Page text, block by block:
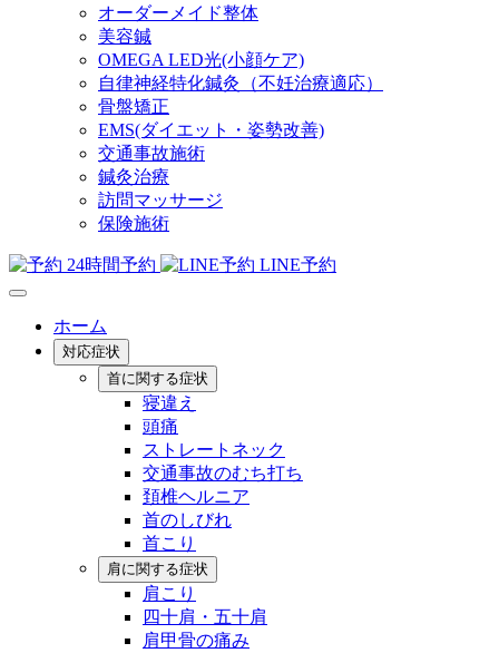
オーダーメイド整体
美容鍼
OMEGA LED光(小顔ケア)
自律神経特化鍼灸（不妊治療適応）
骨盤矯正
EMS(ダイエット・姿勢改善)
交通事故施術
鍼灸治療
訪問マッサージ
保険施術
24時間予約 LINE予約
ホーム
対応症状
首に関する症状
寝違え
頭痛
ストレートネック
交通事故のむち打ち
頚椎ヘルニア
首のしびれ
首こり
肩に関する症状
肩こり
四十肩・五十肩
肩甲骨の痛み